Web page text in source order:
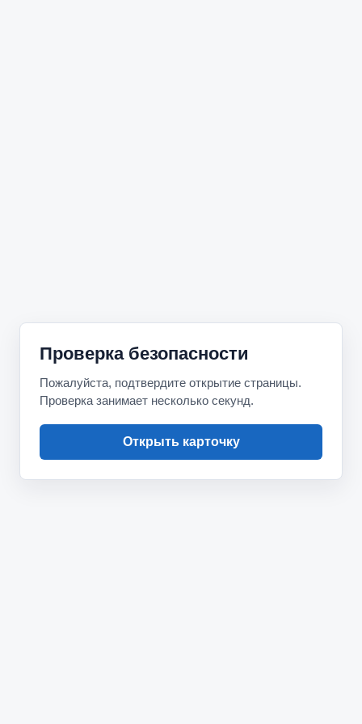
Проверка безопасности
Пожалуйста, подтвердите открытие страницы.
Проверка занимает несколько секунд.
Открыть карточку